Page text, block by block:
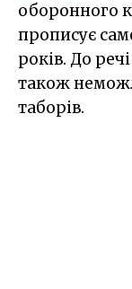
оборонного
прописує
років. До
також
таборів.